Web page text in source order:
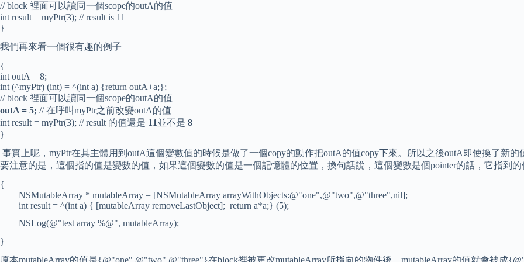
// block 裡面可以讀同一個scope的outA的值
int result = myPtr(3); // result is 11
}
我們再來看一個很有趣的例子
{
int outA = 8;
int (^myPtr) (int) = ^(int a) {return outA+a;};
// block 裡面可以讀同一個scope的outA的值
outA = 5; // 在呼叫myPtr之前改變outA的值
int result = myPtr(3); // result 的值還是 11並不是 8
}
事實上呢，myPtr在其主體用到outA這個變數值的時候是做了一個copy的動作把outA的值copy下來。所以之後outA即使換了新的
要注意的是，這個指的值是變數的值，如果這個變數的值是一個記憶體的位置，換句話說，這個變數是個pointer的話，它指到
{
NSMutableArray * mutableArray = [NSMutableArray arrayWithObjects:@"one",@"two",@"three",nil];
int result = ^(int a) { [mutableArray removeLastObject]; return a*a;} (5);
NSLog(@"test array %@", mutableArray);
}
原本mutableArray的值是{@"one",@"two",@"three"}在block裡被更改mutableArray所指向的物件後，mutableArray的值就會被成